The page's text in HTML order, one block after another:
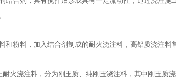
和粉料，加入结合剂制成的耐火浇注料，高铝质浇注
耐火浇注料，分为刚玉质、纯刚玉浇注料，其中刚玉